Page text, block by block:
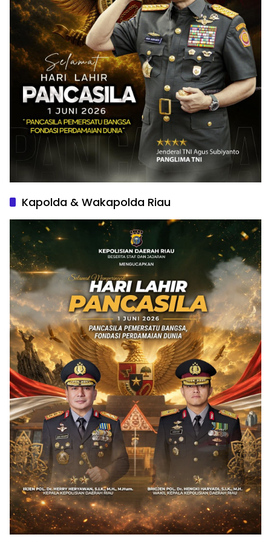
Kapolda & Wakapolda Riau